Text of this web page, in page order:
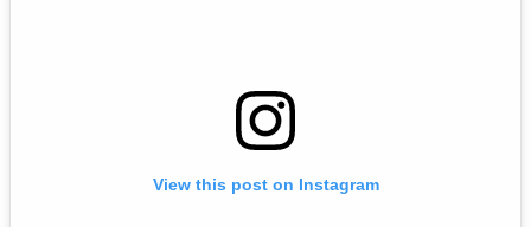
View this post on Instagram